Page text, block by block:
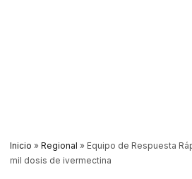
Inicio » Regional » Equipo de Respuesta
mil dosis de ivermectina